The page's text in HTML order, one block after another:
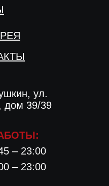
– 23:00
– 23:00
ул.
дом 39/39